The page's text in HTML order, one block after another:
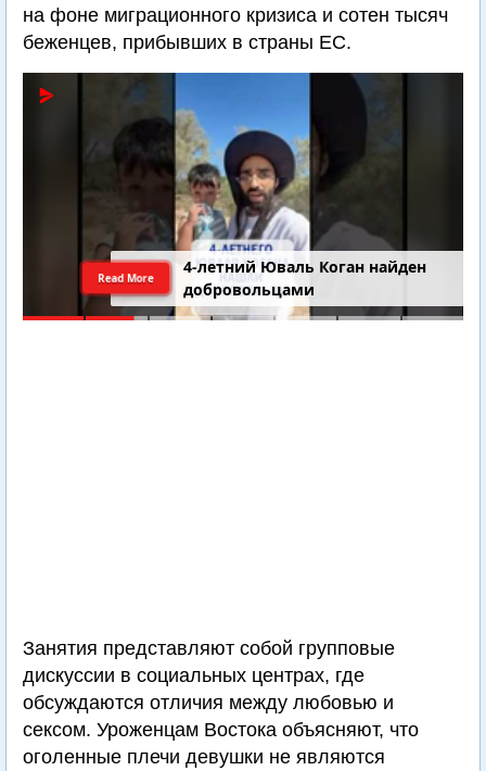
на фоне миграционного кризиса и сотен тысяч
беженцев, прибывших в страны ЕС.
4-летний Юваль Коган найден
добровольцами
Read More
Занятия представляют собой групповые
дискуссии в социальных центрах, где
обсуждаются отличия между любовью и
сексом. Уроженцам Востока объясняют, что
оголенные плечи девушки не являются